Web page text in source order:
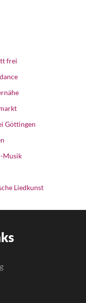
frei
Göttingen
Musik
Liedkunst